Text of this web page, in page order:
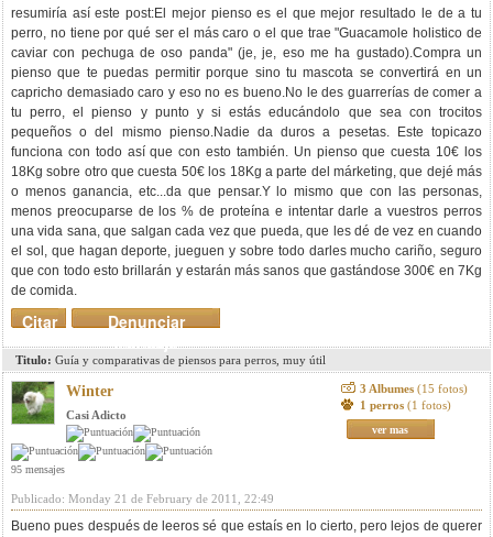
resumiría así este post:El mejor pienso es el que mejor resultado le de a tu
perro, no tiene por qué ser el más caro o el que trae "Guacamole holistico de
caviar con pechuga de oso panda" (je, je, eso me ha gustado).Compra un
pienso que te puedas permitir porque sino tu mascota se convertirá en un
capricho demasiado caro y eso no es bueno.No le des guarrerías de comer a
tu perro, el pienso y punto y si estás educándolo que sea con trocitos
pequeños o del mismo pienso.Nadie da duros a pesetas. Este topicazo
funciona con todo así que con esto también. Un pienso que cuesta 10€ los
18Kg sobre otro que cuesta 50€ los 18Kg a parte del márketing, que dejé más
o menos ganancia, etc...da que pensar.Y lo mismo que con las personas,
menos preocuparse de los % de proteína e intentar darle a vuestros perros
una vida sana, que salgan cada vez que pueda, que les dé de vez en cuando
el sol, que hagan deporte, jueguen y sobre todo darles mucho cariño, seguro
que con todo esto brillarán y estarán más sanos que gastándose 300€ en 7Kg
de comida.
Denunciar
mensaje
Citar
Titulo: Guía y comparativas de piensos para perros, muy útil
Winter
Casi Adicto
95 mensajes
3 Albumes (15 fotos)
1 perros (1 fotos)
ver mas
Publicado: Monday 21 de February de 2011, 22:49
Bueno pues después de leeros sé que estaís en lo cierto, pero lejos de querer